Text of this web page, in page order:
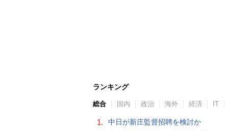
ランキング
総合 国内 政治 海外 経済 IT
1. 中日が新庄監督招聘を検討か